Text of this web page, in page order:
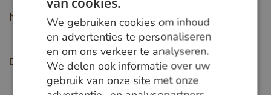
Neem dus direct contact op!
Deel deze pagina
GERMAN
ENGLISH
We gebruiken cookies om inhoud
en advertenties te personaliseren
en om ons verkeer te analyseren.
We delen ook informatie over uw
gebruik van onze site met onze